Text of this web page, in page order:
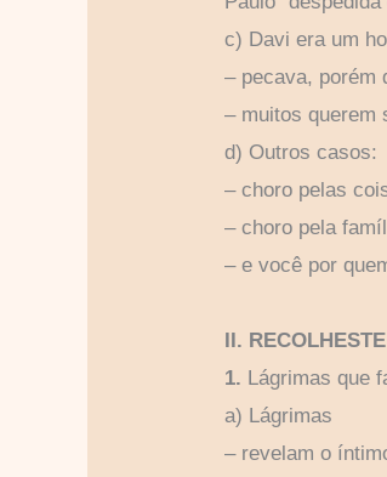
c) Davi era um
– pecava, porém
– muitos querem
d) Outros casos:
– choro pelas
– choro pela
– e você por
II.
1. Lágrimas que
a) Lágrimas
– revelam o